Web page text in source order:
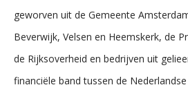
geworven uit de Gemeente
Beverwijk, Velsen en Heemskerk, de
de Rijksoverheid en bedrijven uit
financiële band tussen de